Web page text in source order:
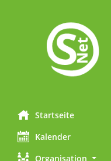
Startseite
Kalender
Organisation